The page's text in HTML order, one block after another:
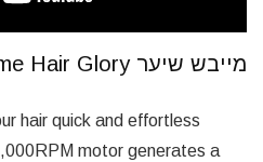
מייבש שיער Dreame Hair Glory, תיאור מלא
hair quick and effortless
motor generates a